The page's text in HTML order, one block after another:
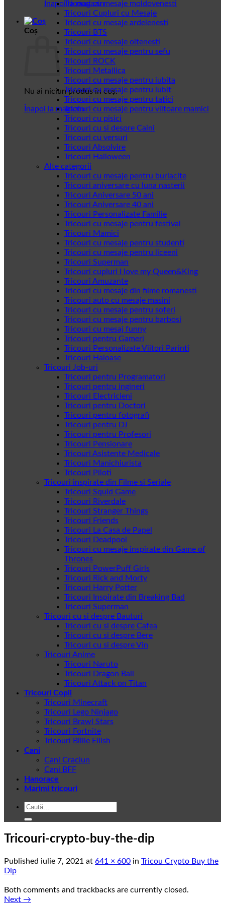
Înapoi la magazin
Coș
Nu ai niciun produs în coș.
Înapoi la magazin
Tricouri cu mesaje moldovenesti
Tricouri Cupluri cu Mesaje
Tricouri cu mesaje ardelenesti
Tricouri BTS
Tricouri cu mesaje oltenesti
Tricouri cu mesaje pentru sefu
Tricouri ROCK
Tricouri Metallica
Tricouri cu mesaje pentru iubita
Tricouri cu mesaje pentru iubit
Tricouri cu mesaje pentru tatici
Tricouri cu mesaje pentru viitoare mamici
Tricouri cu pisici
Tricouri cu si despre Caini
Tricouri cu versuri
Tricouri Absolvire
Tricouri Halloween
Alte categorii
Tricouri cu mesaje pentru burlacite
Tricouri aniversare cu luna nasterii
Tricouri Aniversare 50 ani
Tricouri Aniversare 40 ani
Tricouri Personalizate Familie
Tricouri cu mesaje pentru festival
Tricouri Mamici
Tricouri cu mesaje pentru studenti
Tricouri cu mesaje pentru liceeni
Tricouri Superman
Tricouri cupluri I love my Queen&King
Tricouri Amuzante
Tricouri cu mesaje din filme romanesti
Tricouri auto cu mesaje masini
Tricouri cu mesaje pentru soferi
Tricouri cu mesaje pentru barbosi
Tricouri cu mesaj funny
Tricouri pentru Gameri
Tricouri Personalizate Viitori Parinti
Tricouri Haioase
Tricouri Job-uri
Tricouri pentru Programatori
Tricouri pentru ingineri
Tricouri Electricieni
Tricouri pentru Doctori
Tricouri pentru fotografi
Tricouri pentru DJ
Tricouri pentru Profesori
Tricouri Pensionare
Tricouri Asistente Medicale
Tricouri Manichiurista
Tricouri Piloti
Tricouri inspirate din Filme si Seriale
Tricouri Squid Game
Tricouri Riverdale
Tricouri Stranger Things
Tricouri Friends
Tricouri La Casa de Papel
Tricouri Deadpool
Tricouri cu mesaje inspirate din Game of
Thrones
Tricouri PowerPuff Girls
Tricouri Rick and Morty
Tricouri Harry Potter
Tricouri Inspirate din Breaking Bad
Tricouri Superman
Tricouri cu si despre Bauturi
Tricouri cu si despre Cafea
Tricouri cu si despre Bere
Tricouri cu si despre Vin
Tricouri Anime
Tricouri Naruto
Tricouri Dragon Ball
Tricouri Attack on Titan
Tricouri Copii
Tricouri Minecraft
Tricouri Lego Ninjago
Tricouri Brawl Stars
Tricouri Fortnite
Tricouri Billie Eilish
Cani
Cani Craciun
Cani BFF
Hanorace
Marimi tricouri
Caută
Tricouri-crypto-buy-the-dip
Published iulie 7, 2021 at 641 × 600 in Tricou Crypto Buy the
Dip
Both comments and trackbacks are currently closed.
Next →